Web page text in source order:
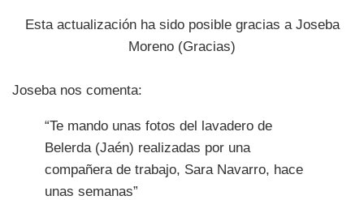
Esta actualización ha sido posible gracias a Joseba
Moreno (Gracias)
Joseba nos comenta:
“Te mando unas fotos del lavadero de
Belerda (Jaén) realizadas por una
compañera de trabajo, Sara Navarro, hace
unas semanas”